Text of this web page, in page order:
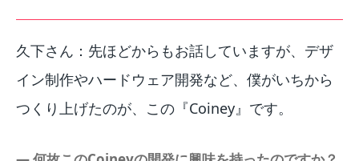
久下さん：先ほどからもお話していますが、デザ
イン制作やハードウェア開発など、僕がいちから
つくり上げたのが、この『Coiney』です。